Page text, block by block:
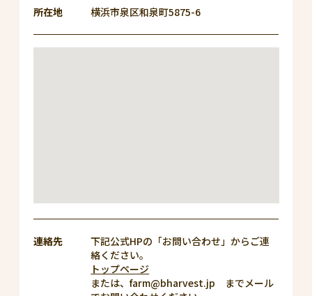
所在地 横浜市泉区和泉町5875-6
連絡先
下記公式HPの「お問い合わせ」からご連
絡ください。
トップページ
または、farm@bharvest.jp までメール